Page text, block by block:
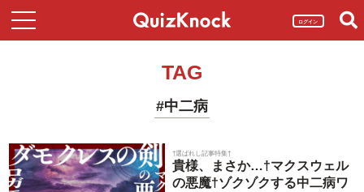
ログイン
TAG
#中二病
†選ばれし記事特集†
貴様、まさか…†マクスウェル
の悪魔†ゾクゾクする中二病ワ